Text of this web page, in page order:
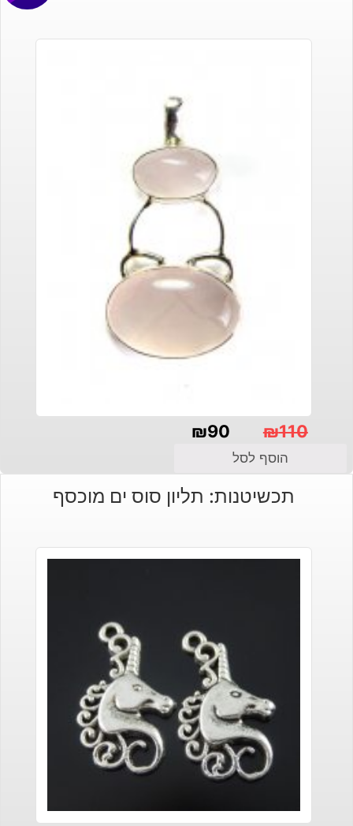
₪110
המקורי
₪90
הנוכחי
הוסף לסל
תכשיטנות: תליון סוס ים מוכסף